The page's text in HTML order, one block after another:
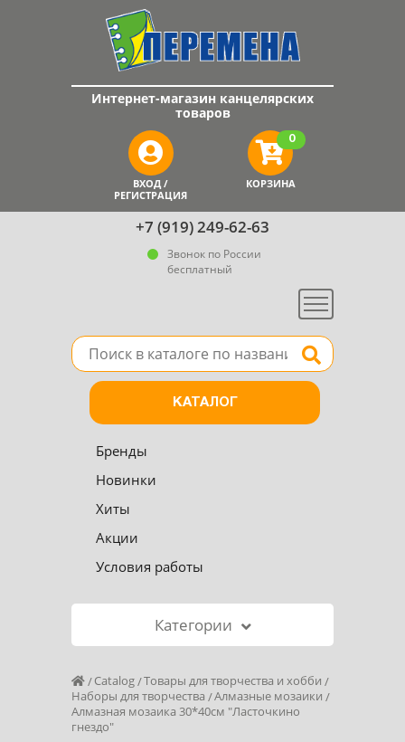
+7 (919) 249-62-63
Звонок по России
бесплатный
Меню
Интернет-магазин канцелярских
товаров
ВХОД /
РЕГИСТРАЦИЯ
КОРЗИНА
0
Поле для поиска товара в каталоге Найти
КАТАЛОГ
Бренды
Новинки
Хиты
Акции
Условия работы
Категории
Catalog Товары для творчества и хобби
Наборы для творчества
Алмазные мозаики
Алмазная мозаика 30*40см "Ласточкино
гнездо"